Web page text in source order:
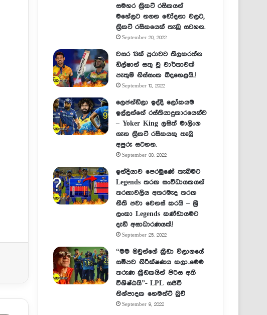
සමහර ක්‍රිකට් රසිකයන්
මහේලට නගන චෝදනා වලට,
ක්‍රිකට් රසිකයෙක් තැබු සටහන.
September 20, 2022
වසර 13ක් පුරාවට තිලකරත්න
ඩිල්ෂාන් සතු වූ වාර්තාවක්
පැතුම් නිස්සංක බිදහෙළයි..!
September 10, 2022
ලෙජන්ඩ්ලා ඉද්දී ලෝකයම
ඉල්ලන්නේ රස්තියාදුකාරයෙක්ව
– Yoker King ලසිත් මාලිංග
ගැන ක්‍රිකට් රසිකයකු තැබු
අපූරු සටහන.
September 30, 2022
ඉන්දියාව පෙරමුණේ තැබීමට
Legends තරඟ සංවිධායකයන්
තරඟාවලිය අතරමැද තරඟ
නීති පවා වෙනස් කරයි – ශ්‍රී
ලංකා Legends කණ්ඩායමට
දැඩි අසාධාරණයක්.!
September 25, 2022
“මම ඔවුන්ගේ ක්‍රීඩා විලාශයේ
සමීපව නිරීක්ෂණය කලා..මෙම
තරුණ ක්‍රීඩකයින් පිරිස අති
විශිෂ්ඨයි”- LPL සජීවී
නිශ්පාදක හෙමන්ට් බුච්
September 9, 2022